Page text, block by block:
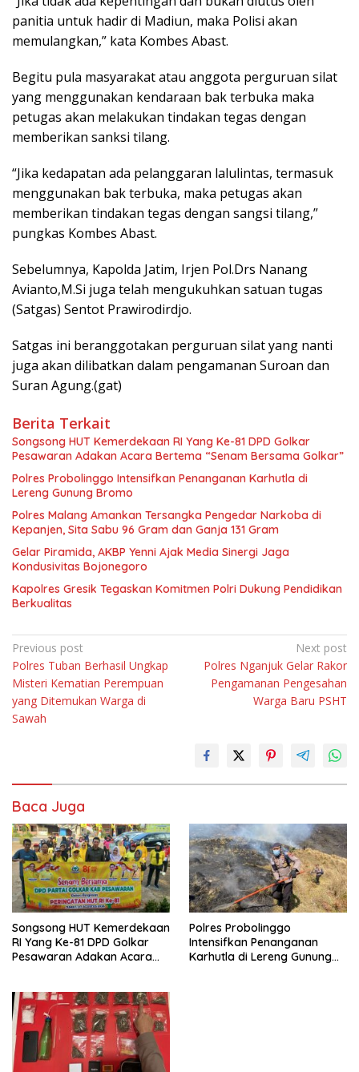
panitia untuk hadir di Madiun, maka Polisi akan
memulangkan,” kata Kombes Abast.
Begitu pula masyarakat atau anggota perguruan silat
yang menggunakan kendaraan bak terbuka maka
petugas akan melakukan tindakan tegas dengan
memberikan sanksi tilang.
“Jika kedapatan ada pelanggaran lalulintas, termasuk
menggunakan bak terbuka, maka petugas akan
memberikan tindakan tegas dengan sangsi tilang,”
pungkas Kombes Abast.
Sebelumnya, Kapolda Jatim, Irjen Pol.Drs Nanang
Avianto,M.Si juga telah mengukuhkan satuan tugas
(Satgas) Sentot Prawirodirdjo.
Satgas ini beranggotakan perguruan silat yang nanti
juga akan dilibatkan dalam pengamanan Suroan dan
Suran Agung.(gat)
Berita Terkait
Songsong HUT Kemerdekaan RI Yang Ke-81 DPD Golkar
Pesawaran Adakan Acara Bertema “Senam Bersama Golkar”
Polres Probolinggo Intensifkan Penanganan Karhutla di
Lereng Gunung Bromo
Polres Malang Amankan Tersangka Pengedar Narkoba di
Kepanjen, Sita Sabu 96 Gram dan Ganja 131 Gram
Gelar Piramida, AKBP Yenni Ajak Media Sinergi Jaga
Kondusivitas Bojonegoro
Kapolres Gresik Tegaskan Komitmen Polri Dukung Pendidikan
Berkualitas
Navigasi
pos
Previous post
Polres Tuban Berhasil Ungkap
Misteri Kematian Perempuan
yang Ditemukan Warga di
Sawah
Next post
Polres Nganjuk Gelar Rakor
Pengamanan Pengesahan
Warga Baru PSHT
Baca Juga
Songsong HUT Kemerdekaan
RI Yang Ke-81 DPD Golkar
Pesawaran Adakan Acara
Polres Probolinggo
Intensifkan Penanganan
Karhutla di Lereng Gunung